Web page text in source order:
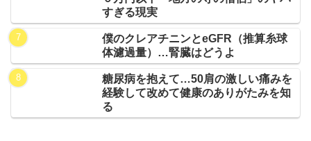
すぎる現実
僕のクレアチニンとeGFR（推算糸球
体濾過量）…腎臓はどうよ
糖尿病を抱えて…50肩の激しい痛みを
経験して改めて健康のありがたみを知
る